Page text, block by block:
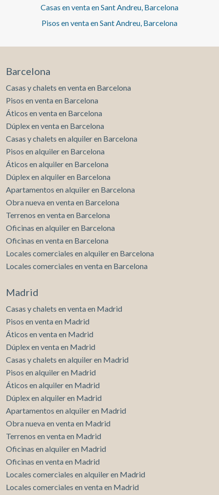
Casas en venta en Sant Andreu, Barcelona
Pisos en venta en Sant Andreu, Barcelona
Barcelona
Casas y chalets en venta en Barcelona
Pisos en venta en Barcelona
Áticos en venta en Barcelona
Dúplex en venta en Barcelona
Casas y chalets en alquiler en Barcelona
Pisos en alquiler en Barcelona
Áticos en alquiler en Barcelona
Dúplex en alquiler en Barcelona
Apartamentos en alquiler en Barcelona
Obra nueva en venta en Barcelona
Terrenos en venta en Barcelona
Oficinas en alquiler en Barcelona
Oficinas en venta en Barcelona
Locales comerciales en alquiler en Barcelona
Locales comerciales en venta en Barcelona
Madrid
Casas y chalets en venta en Madrid
Pisos en venta en Madrid
Áticos en venta en Madrid
Dúplex en venta en Madrid
Casas y chalets en alquiler en Madrid
Pisos en alquiler en Madrid
Áticos en alquiler en Madrid
Dúplex en alquiler en Madrid
Apartamentos en alquiler en Madrid
Obra nueva en venta en Madrid
Terrenos en venta en Madrid
Oficinas en alquiler en Madrid
Oficinas en venta en Madrid
Locales comerciales en alquiler en Madrid
Locales comerciales en venta en Madrid